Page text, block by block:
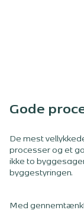
Gode
De mest
processer og et
ikke to
byggestyringen.
Med